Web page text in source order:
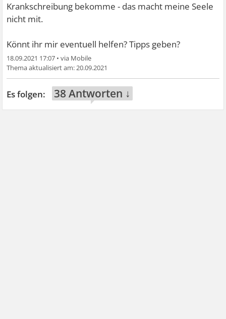
Krankschreibung bekomme - das macht meine Seele
nicht mit.
Könnt ihr mir eventuell helfen? Tipps geben?
18.09.2021 17:07 •
20.09.2021
38 Antworten ↓